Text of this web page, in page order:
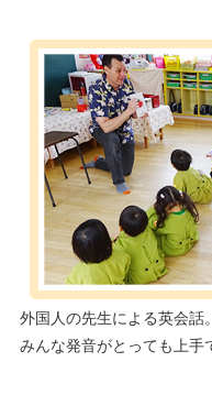
外国人の先生による英会話。
みんな発音がとっても上手